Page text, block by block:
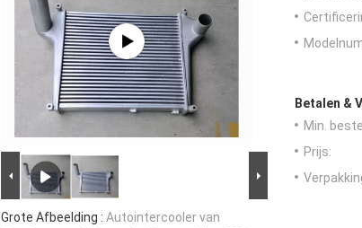
Grote Afbeelding : Autointercooler van
Betalen &
Min.
Prijs: